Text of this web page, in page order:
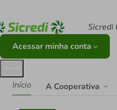
Sicredi
Acessar minha conta
Início A Cooperativa